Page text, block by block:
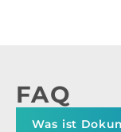
FAQ
Was ist